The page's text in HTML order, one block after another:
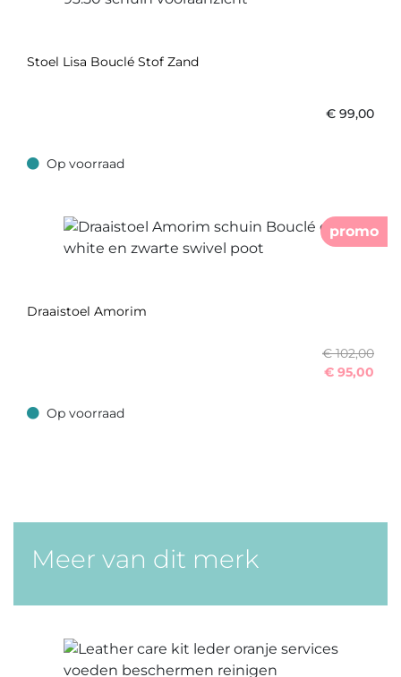
Stoel Lisa Bouclé Stof Zand
€ 99,00
Op voorraad
Op voorraad
promo
Draaistoel Amorim
€ 102,00
€ 95,00
Op voorraad
Op voorraad
Meer van dit merk